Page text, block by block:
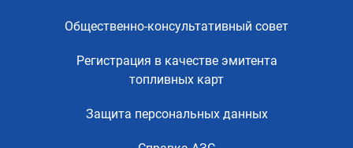
Общественно-консультативный совет
Регистрация в качестве эмитента
топливных карт
Защита персональных данных